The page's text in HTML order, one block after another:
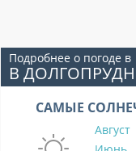
Подробнее о погоде в
В
САМЫЕ
Август